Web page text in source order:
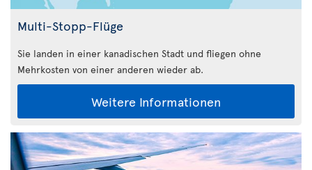
Multi-Stopp-Flüge
Sie landen in einer kanadischen Stadt und fliegen ohne
Mehrkosten von einer anderen wieder ab.
Weitere Informationen